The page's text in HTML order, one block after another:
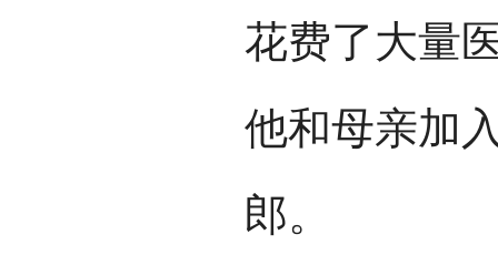
花费了大量
他和母亲加
郎。